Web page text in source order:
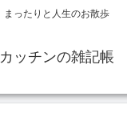
まったりと人生のお散歩
カッチンの雑記帳